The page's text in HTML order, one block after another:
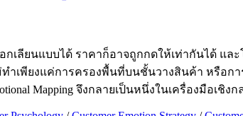
ลียนแบบได้ ราคาก็อาจถูกกดให้เท่ากันได้ แ
ำเพียงแค่การครองพื้นที่บนชั้นวางสินค้า หรือ
Mapping จึงกลายเป็นหนึ่งในเครื่องมือเชิงก